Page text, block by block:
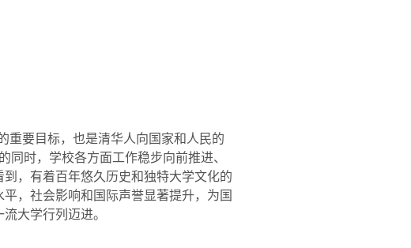
重要目标，也是清华人向国家和人民的
同时，学校各方面工作稳步向前推进、
，有着百年悠久历史和独特大学文化的
，社会影响和国际声誉显著提升，为国
大学行列迈进。